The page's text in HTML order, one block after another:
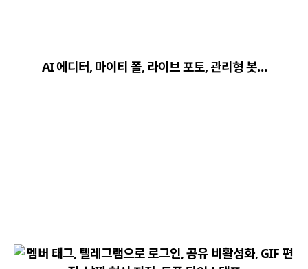
AI 에디터, 마이티 폴, 라이브 포토, 관리형 봇…